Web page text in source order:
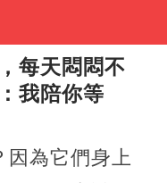
每天悶悶不
我陪你等
因為它們身上